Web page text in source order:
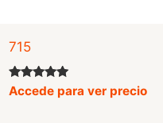
715
Valorado
con
Accede para ver precio